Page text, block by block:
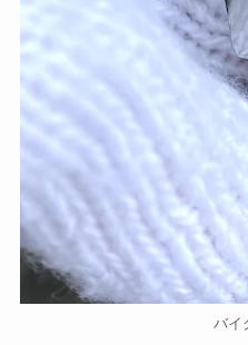
バイ